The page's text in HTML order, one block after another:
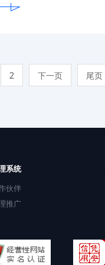
2 下一页 尾页
系统
伙伴
推广